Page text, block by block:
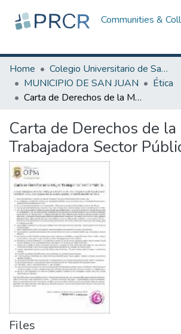
Communities &
Home
Colegio Universitario de San Juan
MUNICIPIO DE SAN JUAN
Ética
Carta de Derechos de la Mujer Trabajadora Sector Público
Carta de Derechos de
Trabajadora Sector
Files